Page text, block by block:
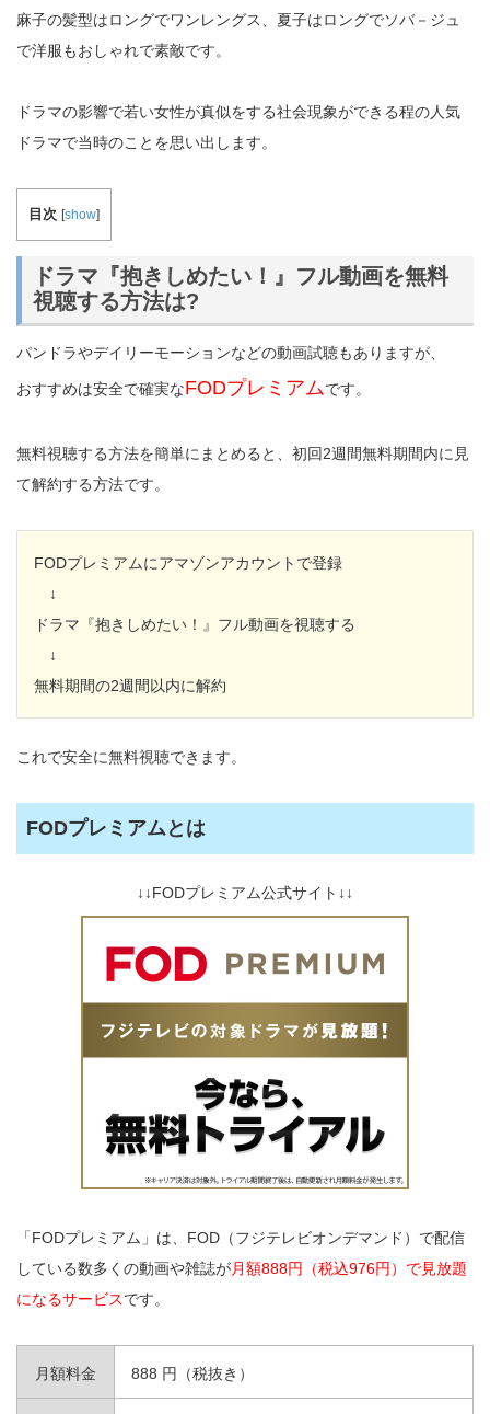
麻子の髪型はロングでワンレングス、夏子はロングでソバ－ジュ
で洋服もおしゃれで素敵です。
ドラマの影響で若い女性が真似をする社会現象ができる程の人気
ドラマで当時のことを思い出します。
目次 [show]
ドラマ『抱きしめたい！』フル動画を無料
視聴する方法は?
パンドラやデイリーモーションなどの動画試聴もありますが、
おすすめは安全で確実なFODプレミアムです。
無料視聴する方法を簡単にまとめると、初回2週間無料期間内に見
て解約する方法です。
FODプレミアムにアマゾンアカウントで登録
↓
ドラマ『抱きしめたい！』フル動画を視聴する
↓
無料期間の2週間以内に解約
これで安全に無料視聴できます。
FODプレミアムとは
↓↓FODプレミアム公式サイト↓↓
「FODプレミアム」は、FOD（フジテレビオンデマンド）で配信
している数多くの動画や雑誌が月額888円（税込976円）で見放題
になるサービスです。
月額料金 888 円（税抜き）